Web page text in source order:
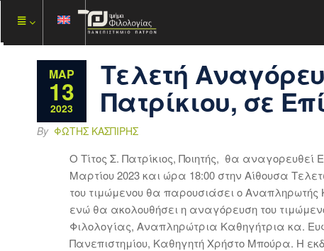
ΜΑΡ
13
2023
Τελετή
Πατρίκιου, σε
By ΦΏΤΗΣ ΚΑΣΠΊΡΗΣ
O Τίτος Σ. Πατρίκιος, Ποιητής, θα αναγορευθεί
Μαρτίου 2023 και ώρα 18:00 στην Αίθουσα
του τιμώμενου θα παρουσιάσει ο
ενώ θα ακολουθήσει η αναγόρευση του
Φιλολογίας, Αναπληρώτρια Καθηγήτρια κα.
Πανεπιστημίου, Καθηγητή Χρήστο Μπούρα. Η